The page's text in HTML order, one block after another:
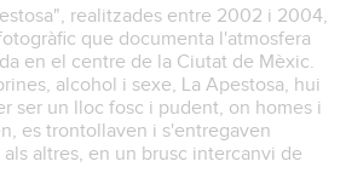
realitzades entre 2002 i 2004,
que documenta l'atmosfera
en el centre de la Ciutat de Mèxic.
alcohol i sexe, La Apestosa, hui
ser un lloc fosc i pudent, on homes i
es trontollaven i s'entregaven
altres, en un brusc intercanvi de